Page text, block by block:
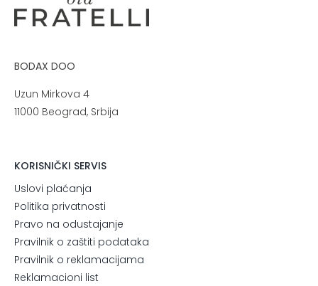
BODAX DOO
Uzun Mirkova 4
11000 Beograd, Srbija
KORISNIČKI SERVIS
Uslovi plaćanja
Politika privatnosti
Pravo na odustajanje
Pravilnik o zaštiti podataka
Pravilnik o reklamacijama
Reklamacioni list